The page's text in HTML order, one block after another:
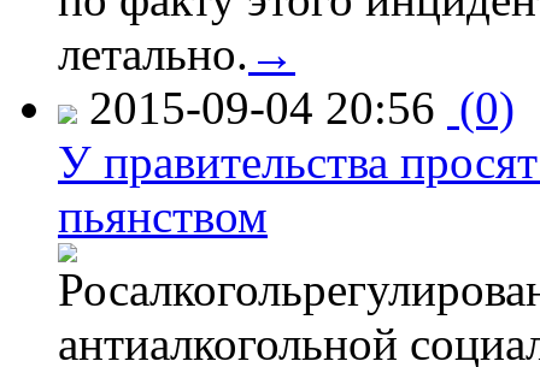
летально. →
2015-09-04 20:56 (0)
У правительства
пьянством
антиалкогольной